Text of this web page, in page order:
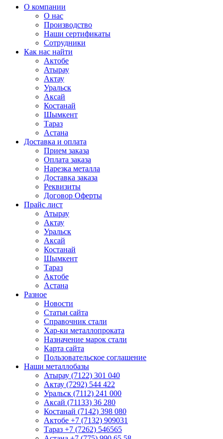
О компании
О нас
Производство
Наши сертификаты
Сотрудники
Как нас найти
Актобе
Атырау
Актау
Уральск
Аксай
Костанай
Шымкент
Тараз
Астана
Доставка и оплата
Прием заказа
Оплата заказа
Нарезка металла
Доставка заказа
Реквизиты
Договор Оферты
Прайс лист
Атырау
Актау
Уральск
Аксай
Костанай
Шымкент
Тараз
Актобе
Астана
Разное
Новости
Статьи сайта
Справочник стали
Хар-ки металлопроката
Назначение марок стали
Карта сайта
Пользовательское соглашение
Наши металлобазы
Атырау (7122) 301 040
Актау (7292) 544 422
Уральск (7112) 241 000
Аксай (71133) 36 280
Костанай (7142) 398 080
Актобе +7 (7132) 909031
Тараз +7 (7262) 546565